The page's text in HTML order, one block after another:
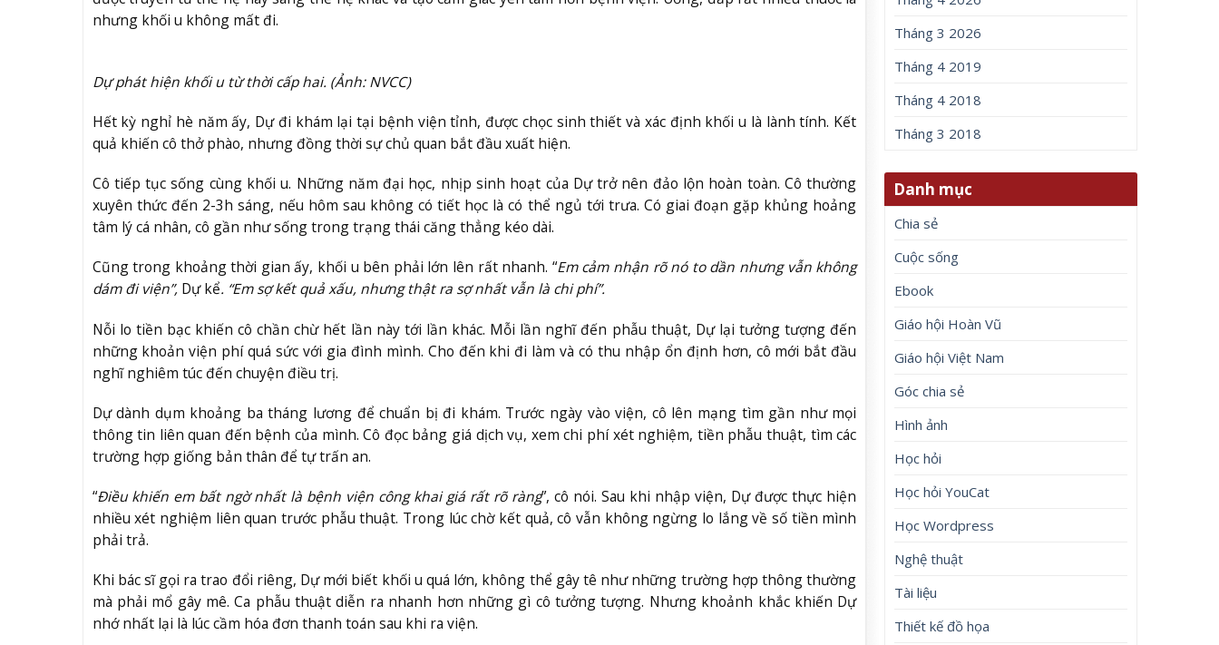
nhưng khối u không mất đi.
Dự phát hiện khối u từ thời cấp hai. (Ảnh: NVCC)
Hết kỳ nghỉ hè năm ấy, Dự đi khám lại tại bệnh viện tỉnh, được chọc sinh thiết và xác định khối u là lành tính. Kết
quả khiến cô thở phào, nhưng đồng thời sự chủ quan bắt đầu xuất hiện.
Cô tiếp tục sống cùng khối u. Những năm đại học, nhịp sinh hoạt của Dự trở nên đảo lộn hoàn toàn. Cô thường
xuyên thức đến 2-3h sáng, nếu hôm sau không có tiết học là có thể ngủ tới trưa. Có giai đoạn gặp khủng hoảng
tâm lý cá nhân, cô gần như sống trong trạng thái căng thẳng kéo dài.
Cũng trong khoảng thời gian ấy, khối u bên phải lớn lên rất nhanh. “Em cảm nhận rõ nó to dần nhưng vẫn không
dám đi viện”, Dự kể. “Em sợ kết quả xấu, nhưng thật ra sợ nhất vẫn là chi phí”.
Nỗi lo tiền bạc khiến cô chần chừ hết lần này tới lần khác. Mỗi lần nghĩ đến phẫu thuật, Dự lại tưởng tượng đến
những khoản viện phí quá sức với gia đình mình. Cho đến khi đi làm và có thu nhập ổn định hơn, cô mới bắt đầu
nghĩ nghiêm túc đến chuyện điều trị.
Dự dành dụm khoảng ba tháng lương để chuẩn bị đi khám. Trước ngày vào viện, cô lên mạng tìm gần như mọi
thông tin liên quan đến bệnh của mình. Cô đọc bảng giá dịch vụ, xem chi phí xét nghiệm, tiền phẫu thuật, tìm các
trường hợp giống bản thân để tự trấn an.
“Điều khiến em bất ngờ nhất là bệnh viện công khai giá rất rõ ràng”, cô nói. Sau khi nhập viện, Dự được thực hiện
nhiều xét nghiệm liên quan trước phẫu thuật. Trong lúc chờ kết quả, cô vẫn không ngừng lo lắng về số tiền mình
phải trả.
Khi bác sĩ gọi ra trao đổi riêng, Dự mới biết khối u quá lớn, không thể gây tê như những trường hợp thông thường
mà phải mổ gây mê. Ca phẫu thuật diễn ra nhanh hơn những gì cô tưởng tượng. Nhưng khoảnh khắc khiến Dự
nhớ nhất lại là lúc cầm hóa đơn thanh toán sau khi ra viện.
Tháng 3 2026
Tháng 4 2019
Tháng 4 2018
Tháng 3 2018
Danh mục
Chia sẻ
Cuộc sống
Ebook
Giáo hội Hoàn Vũ
Giáo hội Việt Nam
Góc chia sẻ
Hình ảnh
Học hỏi
Học hỏi YouCat
Học Wordpress
Nghệ thuật
Tài liệu
Thiết kế đồ họa